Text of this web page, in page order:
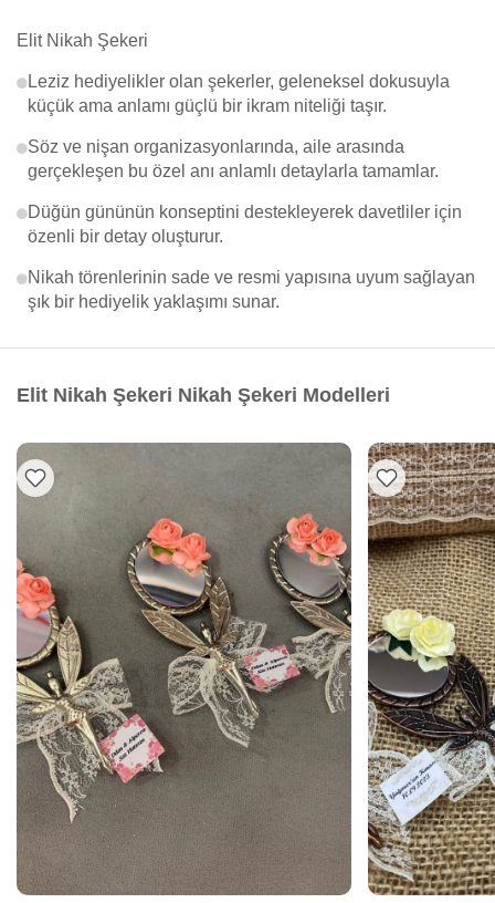
Elit Nikah Şekeri
Leziz hediyelikler olan şekerler, geleneksel dokusuyla
küçük ama anlamı güçlü bir ikram niteliği taşır.
Söz ve nişan organizasyonlarında, aile arasında
gerçekleşen bu özel anı anlamlı detaylarla tamamlar.
Düğün gününün konseptini destekleyerek davetliler için
özenli bir detay oluşturur.
Nikah törenlerinin sade ve resmi yapısına uyum sağlayan
şık bir hediyelik yaklaşımı sunar.
Elit Nikah Şekeri Nikah Şekeri Modelleri